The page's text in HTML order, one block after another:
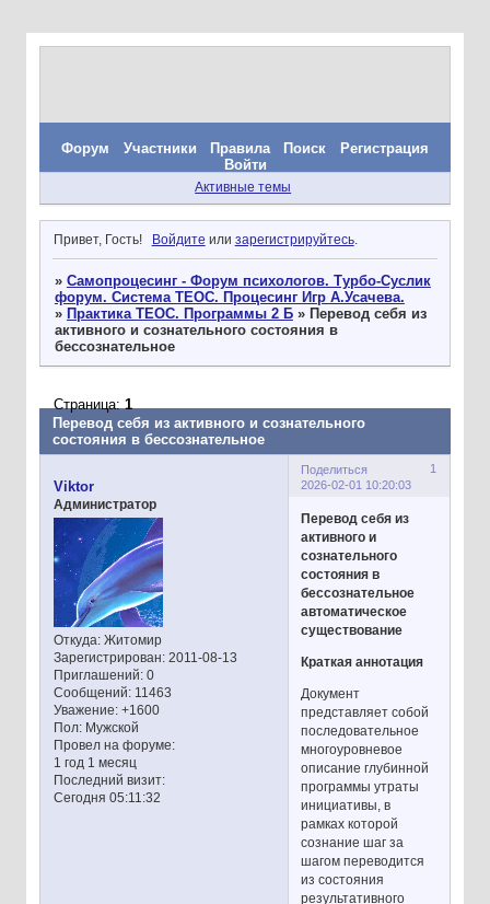
Форум Участники Правила Поиск
Регистрация
Войти
Активные темы
Привет, Гость! Войдите или зарегистрируйтесь.
» Самопроцесинг - Форум психологов. Турбо-Суслик
форум. Система ТЕОС. Процесинг Игр А.Усачева.
» Практика ТЕОС. Программы 2 Б » Перевод себя из
активного и сознательного состояния в
бессознательное
Перевод себя из активного и сознательного
состояния в бессознательное
Страница:1
Поделиться
1
2026-02-01 10:20:03
Viktor
Администратор
Откуда:Житомир
Зарегистрирован: 2011-08-13
Приглашений:0
Сообщений:11463
Уважение: +1600
Пол:Мужской
Провел на форуме:
1 год 1 месяц
Последний визит:
Сегодня 05:11:32
Перевод себя из
активного и
сознательного
состояния в
бессознательное
автоматическое
существование
Краткая аннотация
Документ
представляет собой
последовательное
многоуровневое
описание глубинной
программы утраты
инициативы, в
рамках которой
сознание шаг за
шагом переводится
из состояния
результативного